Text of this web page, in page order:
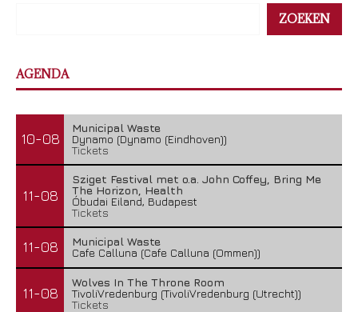
ZOEKEN
AGENDA
10-08
Municipal Waste
Dynamo (Dynamo (Eindhoven))
Tickets
11-08
Sziget Festival met o.a. John Coffey, Bring Me
The Horizon, Health
Óbudai Eiland, Budapest
Tickets
11-08
Municipal Waste
Cafe Calluna (Cafe Calluna (Ommen))
11-08
Wolves In The Throne Room
TivoliVredenburg (TivoliVredenburg (Utrecht))
Tickets